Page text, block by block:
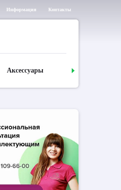
Информация Контакты
Аксессуары